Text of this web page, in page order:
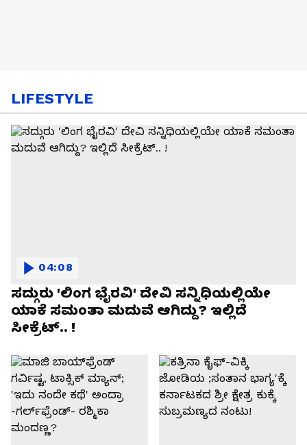
LIFESTYLE
ಸದ್ಗುರು 'ಲಿಂಗ ಭೈರವಿ' ದೇವಿ ಸನ್ನಿಧಿಯಲ್ಲಿಯೇ
ಯಾಕೆ ಸಮಂತಾ ಮದುವೆ ಆಗಿದ್ದು? ಇಲ್ಲಿದೆ
ಸೀಕ್ರೆಟ್.. !
04:08